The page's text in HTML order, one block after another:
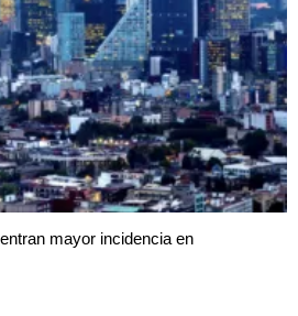
mayor incidencia en